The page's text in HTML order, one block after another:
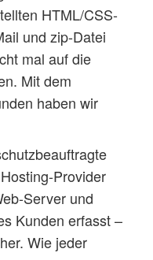
HTML/CSS-
und zip-Datei
mal auf die
Mit dem
haben wir
Provider
Server und
Kunden erfasst –
Wie jeder